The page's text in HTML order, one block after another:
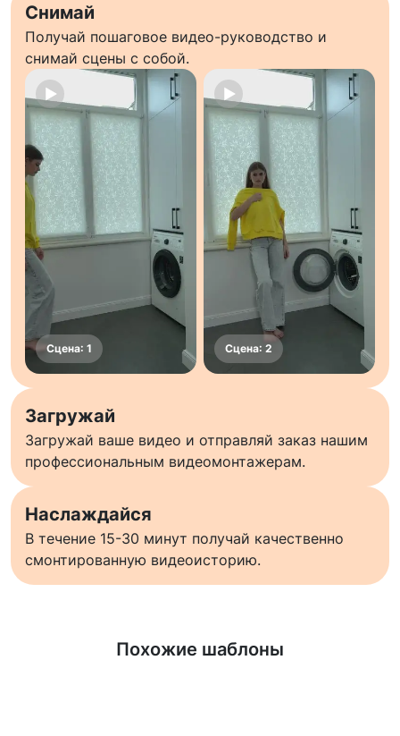
Снимай
Получай пошаговое видео-руководство и
снимай сцены с собой.
Загружай
Загружай ваше видео и отправляй заказ нашим
профессиональным видеомонтажерам.
Наслаждайся
В течение 15-30 минут получай качественно
смонтированную видеоисторию.
Похожие шаблоны
Узнать больше